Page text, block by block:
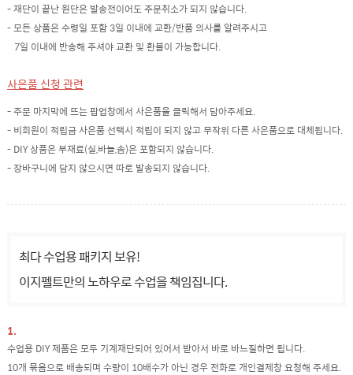
- 재단이 끝난 원단은 발송전이어도 주문취소가 되지 않습니다.
- 모든 상품은 수령일 포함 3일 이내에 교환/반품 의사를 알려주시고
7일 이내에 반송해 주셔야 교환 및 환불이 가능합니다.
사은품 신청 관련
- 주문 마지막에 뜨는 팝업창에서 사은품을 클릭해서 담아주세요.
- 비회원이 적립금 사은품 선택시 적립이 되지 않고 무작위 다른 사은품으로 대체됩니다.
- DIY 상품은 부재료(실,바늘,솜)은 포함되지 않습니다.
- 장바구니에 담지 않으시면 따로 발송되지 않습니다.
최다 수업용 패키지 보유!
이지펠트만의 노하우로 수업을 책임집니다.
1.
수업용 DIY 제품은 모두 기계재단되어 있어서 받아서 바로 바느질하면 됩니다.
10개 묶음으로 배송되며 수량이 10배수가 아닌 경우 전화로 개인결제창 요청해 주세요.